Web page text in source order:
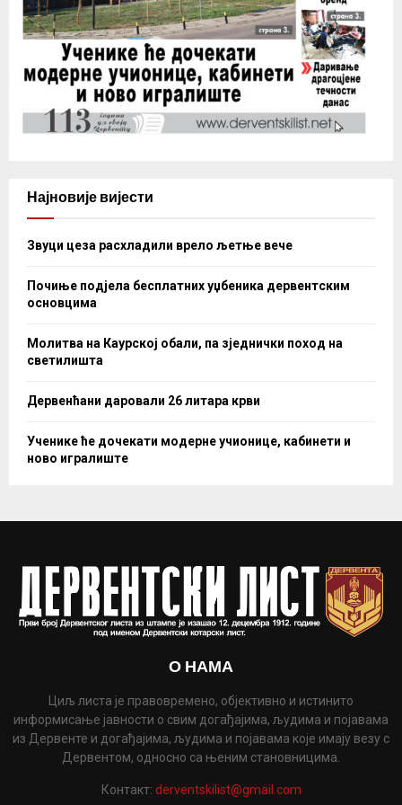
Најновије вијести
Звуци цеза расхладили врело љетње вече
Почиње подјела бесплатних уџбеника дервентским
основцима
Молитва на Каурској обали, па зједнички поход на
светилишта
Дервенћани даровали 26 литара крви
Ученике ће дочекати модерне учионице, кабинети и
ново игралиште
О НАМА
Циљ листа је правовремено, објективно и истинито
информисање јавности о свим догађајима, људима и појавама
из Дервенте и догађајима, људима и појавама које имају везу с
Дервентом, односно са њеним становницима.
Контакт: derventskilist@gmail.com